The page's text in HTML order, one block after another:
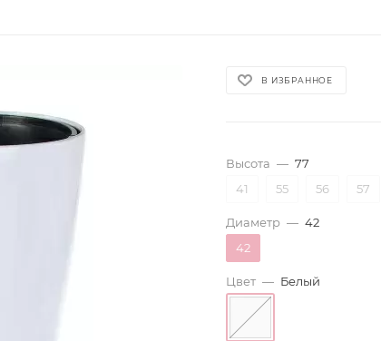
В ИЗБРАННОЕ
Высота — 77
41
55 56 57
Диаметр — 42
42
Цвет — Белый